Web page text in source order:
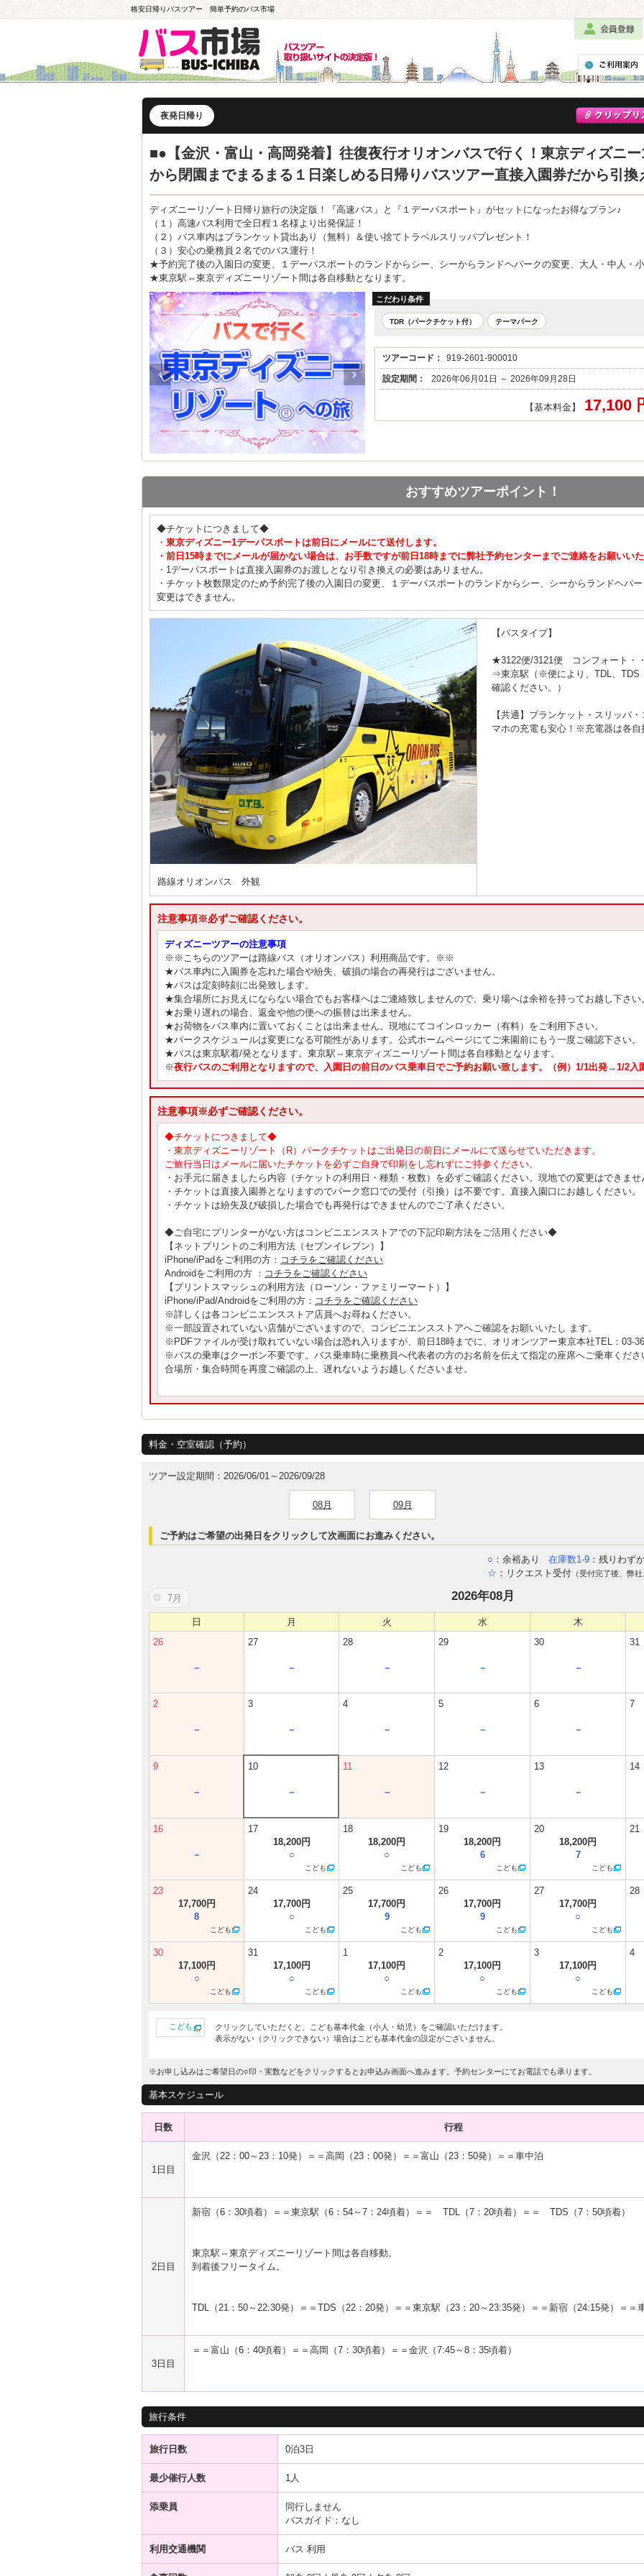
格安日帰りバスツアー 簡単予約のバス市場
夜発日帰り
■●【金沢・富山・高岡発着】往復夜行オリオンバスで行く！東京ディズニ
から閉園までまるまる１日楽しめる日帰りバスツアー直接入園券だから引換
ディズニーリゾート日帰り旅行の決定版！『高速バス』と『１デーパスポート』がセットになったお得なプラン♪
（１）高速バス利用で全日程１名様より出発保証！
（２）バス車内はブランケット貸出あり（無料）＆使い捨てトラベルスリッパプレゼント！
（３）安心の乗務員２名でのバス運行！
★予約完了後の入園日の変更、１デーパスポートのランドからシー、シーからランドヘパークの変更、大人・中人・
★東京駅⇔東京ディズニーリゾート間は各自移動となります。
こだわり条件
TDR（パークチケット付） テーマパーク
ツアーコード： 919-2601-900010
設定期間： 2026年06月01日 ～ 2026年09月28日
【基本料金】 17,100
おすすめツアーポイント！
◆チケットにつきまして◆
・ 東京ディズニー1デーパスポートは前日にメールにて送付します。
・前日15時までにメールが届かない場合は、お手数ですが前日18時までに弊社予約センターまでご連絡をお願いいた
・1デーパスポートは直接入園券のお渡しとなり引き換えの必要はありません。
・チケット枚数限定のため予約完了後の入園日の変更、１デーパスポートのランドからシー、シーからランドヘパ
変更はできません。
路線オリオンバス 外観
【バスタイプ】
★3122便/3121便 コンフォート・
⇒東京駅（※便により、TDL、
確認ください。）
【共通】ブランケット・スリッパ
マホの充電も安心！※充電器は各自
注意事項※必ずご確認ください。
ディズニーツアーの注意事項
※※こちらのツアーは路線バス（オリオンバス）利用商品です。※※
★バス車内に入園券を忘れた場合や紛失、破損の場合の再発行はございません。
★バスは定刻時刻に出発致します。
★集合場所にお見えにならない場合でもお客様へはご連絡致しませんので、乗り場へは余裕を持ってお越し下さい
★お乗り遅れの場合、返金や他の便への振替は出来ません。
★お荷物をバス車内に置いておくことは出来ません。現地にてコインロッカー（有料）をご利用下さい。
★パークスケジュールは変更になる可能性があります。公式ホームページにてご来園前にもう一度ご確認下さい。
★バスは東京駅着/発となります。東京駅⇔東京ディズニーリゾート間は各自移動となります。
※夜行バスのご利用となりますので、入園日の前日のバス乗車日でご予約お願い致します。（例）1/1出発→1/2入
注意事項※必ずご確認ください。
◆チケットにつきまして◆
・東京ディズニーリゾート（R）パークチケットはご出発日の前日にメールにて送らせていただきます。
ご旅行当日はメールに届いたチケットを必ずご自身で印刷をし忘れずにご持参ください。
・お手元に届きましたら内容（チケットの利用日・種類・枚数）を必ずご確認ください。現地での変更はできませ
・チケットは直接入園券となりますのでパーク窓口での受付（引換）は不要です。直接入園口にお越しください。
・チケットは紛失及び破損した場合でも再発行はできませんのでご了承ください。
◆ご自宅にプリンターがない方はコンビニエンスストアでの下記印刷方法をご活用ください◆
【ネットプリントのご利用方法（セブンイレブン）】
iPhone/iPadをご利用の方： コチラをご確認ください
Androidをご利用の方 ： コチラをご確認ください
【プリントスマッシュの利用方法（ローソン・ファミリーマート）】
iPhone/iPad/Androidをご利用の方： コチラをご確認ください
※詳しくは各コンビニエンスストア店員へお尋ねください。
※一部設置されていない店舗がございますので、コンビニエンスストアへご確認をお願いいたし ます。
※PDFファイルが受け取れていない場合は恐れ入りますが、前日18時までに、オリオンツアー東京本社TEL：03-
※バスの乗車はクーポン不要です。バス乗車時に乗務員へ代表者の方のお名前を伝えて指定の座席へご乗車くだ
合場所・集合時間を再度ご確認の上、遅れないようお越しくださいませ。
料金・空室確認（予約）
ツアー設定期間：2026/06/01～2026/09/28
08月 09月
ご予約はご希望の出発日をクリックして次画面にお進みください。
○ ：余裕あり 在庫数1-9 ：残りわず
☆ ：リクエスト受付 （受付完了後、弊
2026年08月
7月
日 月 火 水 木
26
－
27
－
28
－
29
－
30
－
31
2
－
3
－
4
－
5
－
6
－
7
9
－
10
－
11
－
12
－
13
－
14
16
－
17
18,200円
○
こども
18
18,200円
○
こども
19
18,200円
6
こども
20
18,200円
7
こども
21
23
17,700円
8
こども
24
17,700円
○
こども
25
17,700円
9
こども
26
17,700円
9
こども
27
17,700円
○
こども
28
30
17,100円
○
こども
31
17,100円
○
こども
1
17,100円
○
こども
2
17,100円
○
こども
3
17,100円
○
こども
4
こども
クリックしていただくと、こども基本代金（小人・幼児）をご確認いただけます。
表示がない（クリックできない）場合はこども基本代金の設定がございません。
※お申し込みはご希望日の○印・実数などをクリックするとお申込み画面へ進みます。予約センターにてお電話でも承ります。
基本スケジュール
日数 行程
1日目
金沢（22：00～23：10発）＝＝高岡（23：00発）＝＝富山（23：50発）＝＝車中泊
2日目
新宿（6：30頃着）＝＝東京駅（6：54～7：24頃着）＝＝ TDL（7：20頃着）＝＝ TDS（7：50頃着）
東京駅⇔東京ディズニーリゾート間は各自移動。
到着後フリータイム。
TDL（21：50～22:30発）＝＝TDS（22：20発）＝＝東京駅（23：20～23:35発）＝＝新宿（24:15発）＝＝
3日目
＝＝富山（6：40頃着）＝＝高岡（7：30頃着）＝＝金沢（7:45～8：35頃着）
旅行条件
旅行日数 0泊3日
最少催行人数 1人
添乗員
同行しません
バスガイド：なし
利用交通機関 バス 利用